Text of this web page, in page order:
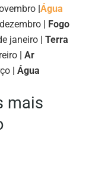
|Água
| Fogo
janeiro | Terra
| Ar
| Água
mais